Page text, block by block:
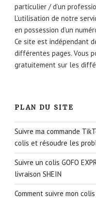
particulier / d’un
L’utilisation de notre
en possession d’un
Ce site est indépendant
différentes pages. Vous
gratuitement sur les
PLAN DU SITE
Suivre ma commande
colis et résoudre les
Suivre un colis GOFO
livraison SHEIN
Comment suivre mon colis